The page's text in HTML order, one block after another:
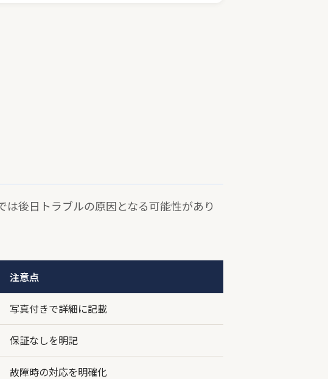
後日トラブルの原因となる可能性があり
注意点
写真付きで詳細に記載
保証なしを明記
故障時の対応を明確化